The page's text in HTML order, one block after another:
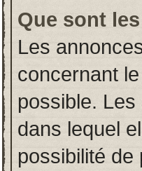
Que sont
Les
concernant
possible.
dans lequel
possibilité